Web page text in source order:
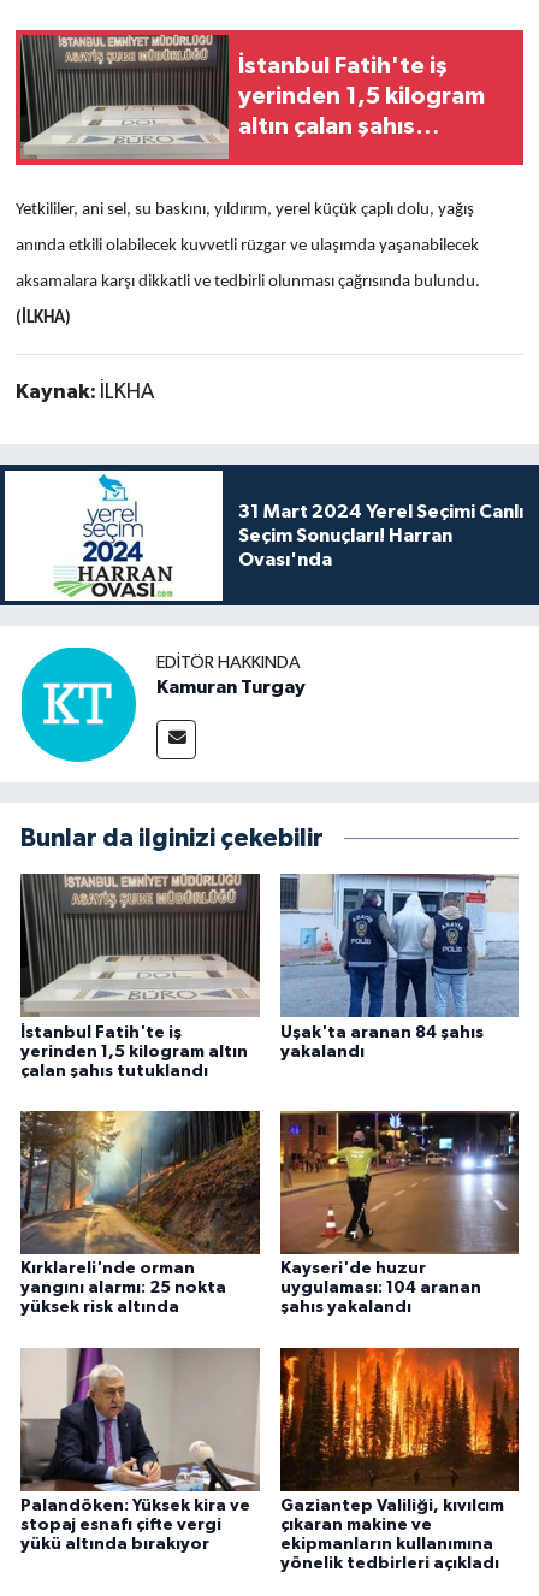
İstanbul Fatih'te iş
yerinden 1,5 kilogram
altın çalan şahıs
Yetkililer, ani sel, su baskını, yıldırım, yerel küçük çaplı dolu, yağış
anında etkili olabilecek kuvvetli rüzgar ve ulaşımda yaşanabilecek
aksamalara karşı dikkatli ve tedbirli olunması çağrısında bulundu.
(İLKHA)
Kaynak: İLKHA
31 Mart 2024 Yerel Seçimi Canlı
Seçim Sonuçları! Harran
Ovası'nda
EDITÖR HAKKINDA
Kamuran Turgay
Bunlar da ilginizi çekebilir
İstanbul Fatih'te iş
yerinden 1,5 kilogram altın
çalan şahıs tutuklandı
Uşak'ta aranan 84 şahıs
yakalandı
Kırklareli'nde orman
yangını alarmı: 25 nokta
yüksek risk altında
Kayseri'de huzur
uygulaması: 104 aranan
şahıs yakalandı
Palandöken: Yüksek kira ve
stopaj esnafı çifte vergi
yükü altında bırakıyor
Gaziantep Valiliği, kıvılcım
çıkaran makine ve
ekipmanların kullanımına
yönelik tedbirleri açıkladı